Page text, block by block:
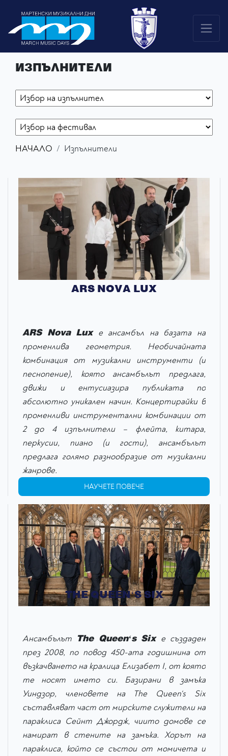
ИЗПЪЛНИТЕЛИ
НАЧАЛО Изпълнители
ARS NOVA LUX
АRS Nova Luxе ансамбъл на базата на
променлива геометрия. Необичайната
комбинация от музикални инструменти (и
песнопение), която ансамбълът предлага,
движи и ентусиазира публиката по
абсолютно уникален начин. Концертирайки в
променливи инструментални комбинации от
2 до 4 изпълнители – флейта, китара,
перкусии, пиано (и гости), ансамбълът
предлага голямо разнообразие от музикални
жанрове.
НАУЧЕТЕ ПОВЕЧЕ
THE QUEEN‘S SIX
Ансамбълът The Queen‘s Sixе създаден
през 2008, по повод 450-ата годишнина от
възкачването на кралица Елизабет I, от която
те носят името си. Базирани в замъка
Уиндзор, членовете на The Queen‘s Six
съставляват част от мирските служители на
параклиса Сейнт Джордж, чиито домове се
намират в стените на замъка. Хорът на
параклиса, който се състои от момичета и